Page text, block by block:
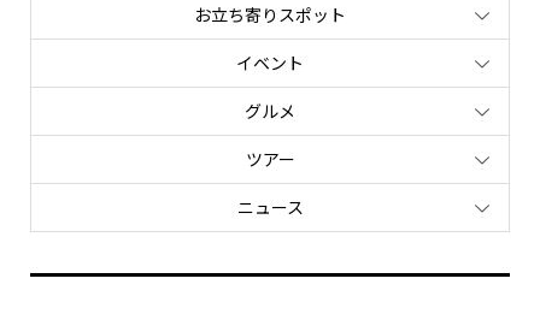
お立ち寄りスポット
イベント
グルメ
ツアー
ニュース